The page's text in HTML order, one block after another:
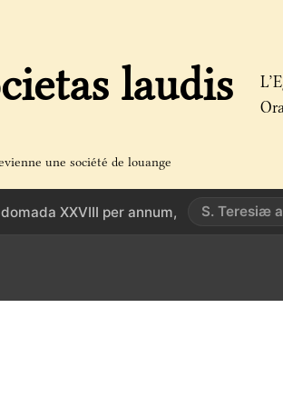
laudis
une société de louange
XXVIII per annum, S. Teresiæ